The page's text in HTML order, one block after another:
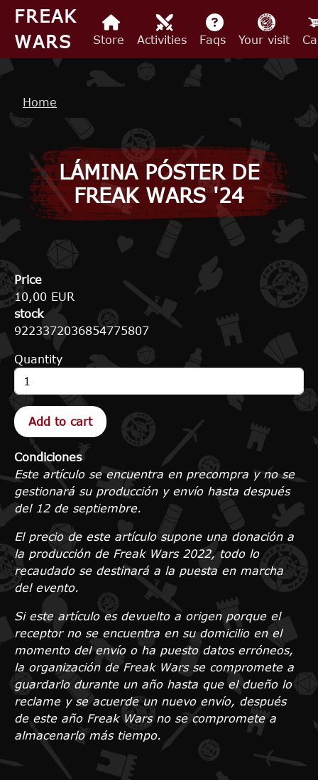
Skip to main content
FREAK
WARS
Store Activities Faqs Your visit
Breadcrumb
Home
LÁMINA PÓSTER DE
FREAK WARS '24
Price
10,00 EUR
stock
9223372036854775807
Quantity
Condiciones
Este artículo se encuentra en precompra y no se
gestionará su producción y envío hasta después
del 12 de septiembre.
El precio de este artículo supone una donación a
la producción de Freak Wars 2022, todo lo
recaudado se destinará a la puesta en marcha
del evento.
Si este artículo es devuelto a origen porque el
receptor no se encuentra en su domicilio en el
momento del envío o ha puesto datos erróneos,
la organización de Freak Wars se compromete a
guardarlo durante un año hasta que el dueño lo
reclame y se acuerde un nuevo envío, después
de este año Freak Wars no se compromete a
almacenarlo más tiempo.